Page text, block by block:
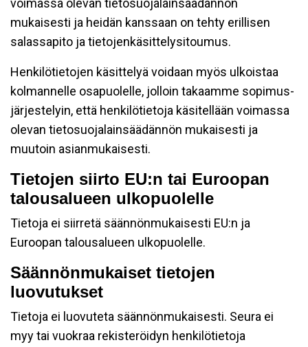
voimassa olevan tietosuojalainsäädännön
mukaisesti ja heidän kanssaan on tehty erillisen
salassapito ja tietojenkäsittelysitoumus.
Henkilötietojen käsittelyä voidaan myös ulkoistaa
kolmannelle osapuolelle, jolloin takaamme sopimus-
järjestelyin, että henkilötietoja käsitellään voimassa
olevan tietosuojalainsäädännön mukaisesti ja
muutoin asianmukaisesti.
Tietojen siirto EU:n tai Euroopan
talousalueen ulkopuolelle
Tietoja ei siirretä säännönmukaisesti EU:n ja
Euroopan talousalueen ulkopuolelle.
Säännönmukaiset tietojen
luovutukset
Tietoja ei luovuteta säännönmukaisesti. Seura ei
myy tai vuokraa rekisteröidyn henkilötietoja